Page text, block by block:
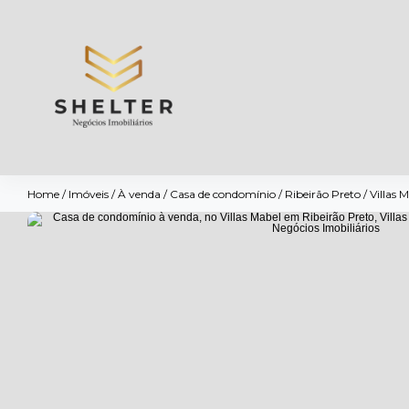
Home / Imóveis / À venda / Casa de condomínio / Ribeirão Preto / Villas